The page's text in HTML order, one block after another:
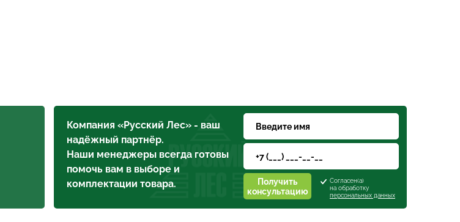
Компания «Русский Лес» - ваш
надёжный партнёр.
Наши менеджеры всегда готовы
помочь вам в выборе и
комплектации товара.
Получить
консультацию
Согласен(а)
на обработку
персональных данных